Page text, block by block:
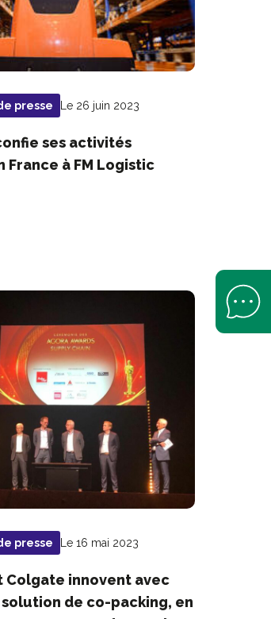
presse Le 26 juin 2023
ses activités
France à FM Logistic
presse Le 16 mai 2023
Colgate innovent avec
de co-packing, en
Open